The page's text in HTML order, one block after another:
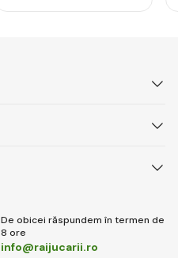
De obicei răspundem în termen de
8 ore
info@raijucarii.ro